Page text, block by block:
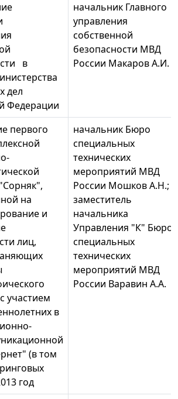
в
дел
Федерации
начальник Главного
управления
собственной
безопасности МВД
России Макаров А.И.
первого
на
и
лиц,
участием
в
(в том
год
начальник Бюро
специальных
технических
мероприятий МВД
России Мошков А.Н.;
заместитель
начальника
Управления "К" Бюро
специальных
технических
мероприятий МВД
России Варавин А.А.